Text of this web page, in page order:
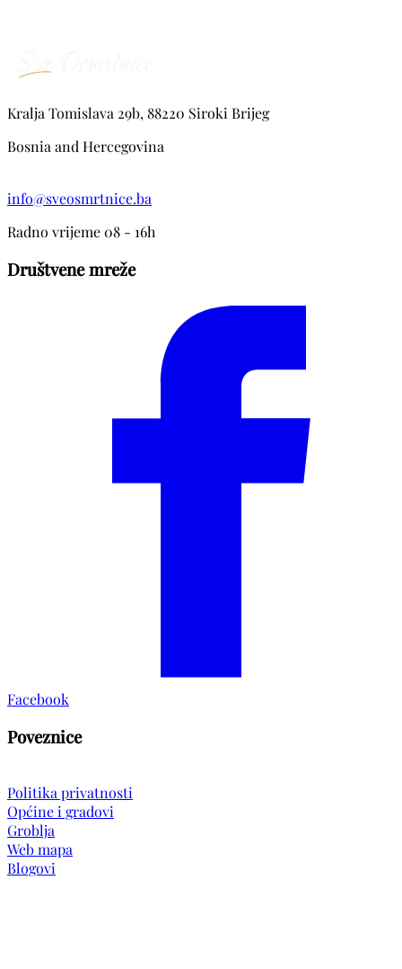
Kralja Tomislava 29b, 88220 Siroki Brijeg
Bosnia and Hercegovina
info@sveosmrtnice.ba
Radno vrijeme 08 - 16h
Društvene mreže
Facebook
Poveznice
Politika privatnosti
Općine i gradovi
Groblja
Web mapa
Blogovi